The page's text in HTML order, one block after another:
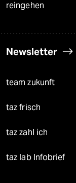
reingehen
Newsletter
team zukunft
taz frisch
taz zahl ich
taz lab Infobrief